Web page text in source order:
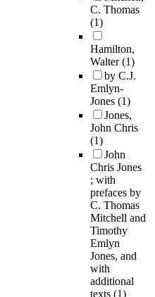
C. Thomas
(1)
Hamilton,
Walter(1)
by C.J.
Emlyn-
Jones (1)
Jones,
John Chris
(1)
John
Chris Jones
; with
prefaces by
C. Thomas
Mitchell and
Timothy
Emlyn
Jones, and
with
additional
texts (1)